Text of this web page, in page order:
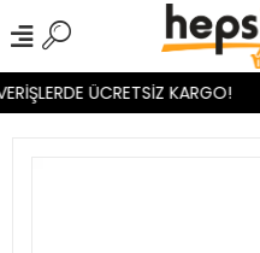
ÜCRETSİZ KARGO!